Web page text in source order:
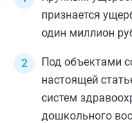
признается
один миллион
Под объектами
настоящей
систем
дошкольного